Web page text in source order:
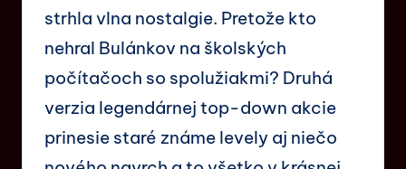
strhla vlna nostalgie. Pretože kto
nehral Bulánkov na školských
počítačoch so spolužiakmi? Druhá
verzia legendárnej top-down akcie
prinesie staré známe levely aj niečo